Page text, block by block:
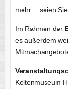
mehr… seien Sie
Im Rahmen der
es außerdem
Keltenmuseum